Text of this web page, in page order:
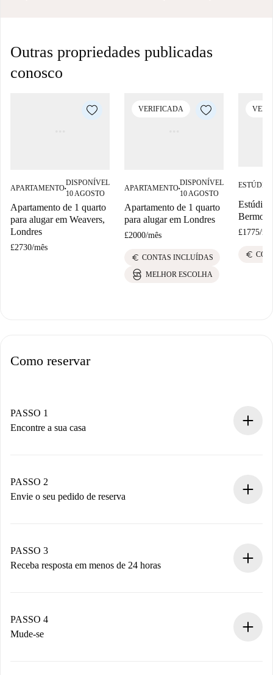
Outras propriedades publicadas
conosco
APARTAMENTO■
DISPONÍVEL
10 AGOSTO
Apartamento de 1 quarto
para alugar em Weavers,
Londres
£2730/mês
VERIFICADA
APARTAMENTO■
DISPONÍVEL
10 AGOSTO
Apartamento de 1 quarto
para alugar em Londres
£2000/mês
euro CONTAS INCLUÍDAS
MELHOR ESCOLHA
ESTÚDIO
Estúdio
£1775/
euro
Como reservar
PASSO 1
Encontre a sua casa
Você tem todas as informações necessárias
antecipadamente.
PASSO 2
Envie o seu pedido de reserva
Não cobramos nada até que o proprietário confirme.
PASSO 3
Receba resposta em menos de 24 horas
proprietário.
Se recusada: não cobraremos nada e ofereceremos
PASSO 4
Mude-se